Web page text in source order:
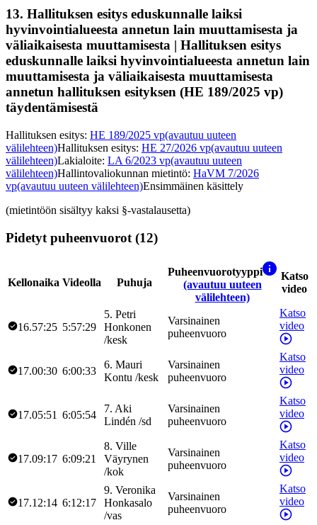
13. Hallituksen esitys eduskunnalle laiksi
hyvinvointialueesta annetun lain muuttamisesta ja
väliaikaisesta muuttamisesta | Hallituksen esitys
eduskunnalle laiksi hyvinvointialueesta annetun lain
muuttamisesta ja väliaikaisesta muuttamisesta
annetun hallituksen esityksen (HE 189/2025 vp)
täydentämisestä
Hallituksen esitys: HE 189/2025 vp(avautuu uuteen
välilehteen)Hallituksen esitys: HE 27/2026 vp(avautuu uuteen
välilehteen)Lakialoite: LA 6/2023 vp(avautuu uuteen
välilehteen)Hallintovaliokunnan mietintö: HaVM 7/2026
vp(avautuu uuteen välilehteen)Ensimmäinen käsittely
(mietintöön sisältyy kaksi §-vastalausetta)
Pidetyt puheenvuorot (12)
Kellonaika Videolla Puhuja
Puheenvuorotyyppi
(avautuu uuteen
välilehteen)
Katso
video
16.57:25 5:57:29
5. Petri
Honkonen
/kesk
Varsinainen
puheenvuoro
Katso
video
17.00:30 6:00:33
6. Mauri
Kontu /kesk
Varsinainen
puheenvuoro
Katso
video
17.05:51 6:05:54
7. Aki
Lindén /sd
Varsinainen
puheenvuoro
Katso
video
17.09:17 6:09:21
8. Ville
Väyrynen
/kok
Varsinainen
puheenvuoro
Katso
video
17.12:14 6:12:17
9. Veronika
Honkasalo
/vas
Varsinainen
puheenvuoro
Katso
video